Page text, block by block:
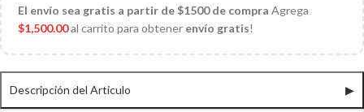
El envío sea gratis a partir de $1500 de compra Agrega
$1,500.00al carrito para obtener envío gratis!
Descripción del Articulo ▶